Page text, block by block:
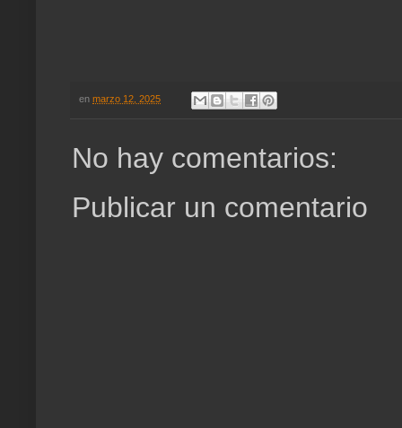
en marzo 12, 2025
No hay comentarios:
Publicar un comentario